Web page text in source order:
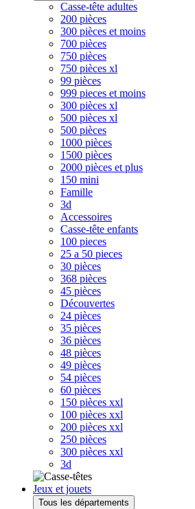
Casse-tête adultes
200 pièces
300 pièces et moins
700 pièces
750 pièces
750 pièces xl
99 pièces
999 pieces et moins
300 pièces xl
500 pièces xl
500 pièces
1000 pièces
1500 pièces
2000 pièces et plus
150 mini
Famille
3d
Accessoires
Casse-tête enfants
100 pieces
25 a 50 pieces
30 pièces
368 pièces
45 pièces
Découvertes
24 pièces
35 pièces
36 pièces
48 pièces
49 pièces
54 pièces
60 pièces
150 pièces xxl
100 pièces xxl
200 pièces xxl
250 pièces
300 pièces xxl
3d
Jeux et jouets
Tous les départements